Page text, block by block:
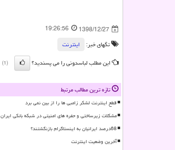
1398/12/27
19:26:56
تگهای خبر:
اینترنت
این مطلب لباسدونی را می پسندید؟
(1)
تازه ترین مطالب مرتبط
قطع اینترنت لشکر زامبی ها را از بین نمی برد
مشکلات زیرساختی و حفره های امنیتی در شبکه بانکی ایران
68درصد ایرانیان به اینستاگرام بازنگشتند؟
آخرین وضعیت اینترنت